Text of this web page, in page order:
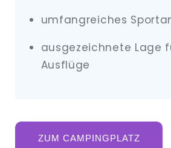
umfangreiches
ausgezeichnete Lage
Ausflüge
ZUM CAMPINGPLATZ